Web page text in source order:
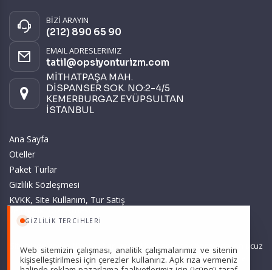
GIZLILIK TERCIHLERI
Web sitemizin çalışması, analitik çalışmalarımız ve sitenin
kişiselleştirilmesi için çerezler kullanırız. Açık rıza vermeniz
BİZİ ARAYIN
(212) 890 65 90
EMAIL ADRESLERIMIZ
tatil@opsiyonturizm.com
MİTHATPAŞA MAH.
DİSPANSER SOK. NO:2-4/5
KEMERBURGAZ EYÜPSULTAN
İSTANBUL
Ana Sayfa
Oteller
Paket Turlar
Gizlilik Sözleşmesi
KVKK, Site Kullanım, Tur Satış
Sitemizde anılan tüm fiyatlar, geçerli kartlar ile tek ödemede, en ucuz
başlangıç fiyatlardır ve yeterli kontenjan olması durumunda